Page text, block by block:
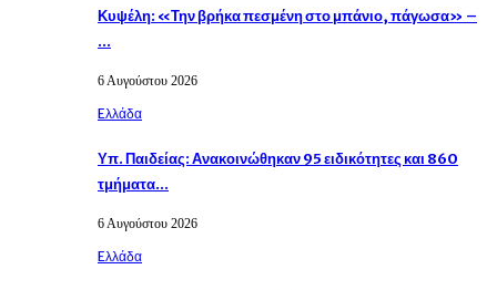
Κυψέλη: «Την βρήκα πεσμένη στο μπάνιο, πάγωσα» –
…
6 Αυγούστου 2026
Eλλάδα
Υπ. Παιδείας: Ανακοινώθηκαν 95 ειδικότητες και 860
τμήματα…
6 Αυγούστου 2026
Eλλάδα